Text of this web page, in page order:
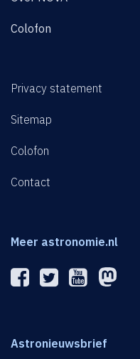
Colofon
Privacy statement
Sitemap
Colofon
Contact
Meer astronomie.nl
Astronieuwsbrief